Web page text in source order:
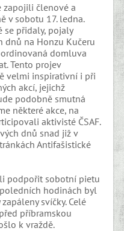
zapojili členové a
v sobotu 17. ledna.
se přidaly, pojaly
dnů na Honzu Kučeru
domluva
Tento projev
velmi inspirativní i při
akcí, jejichž
podobně smutná
některé akce, na
aktivisté ČSAF.
dnů snad již v
Antifašistické
podpořit sobotní pietu
hodinách byl
svíčky. Celé
příbramskou
k vraždě.